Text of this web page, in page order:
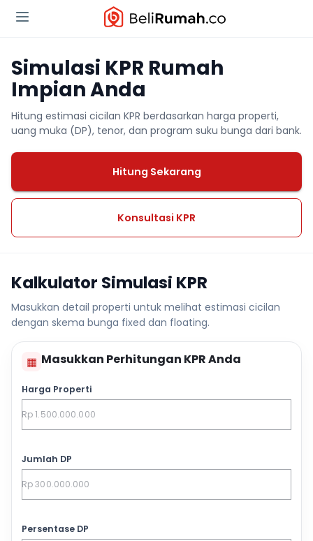
Simulasi KPR Rumah
Impian Anda
Hitung estimasi cicilan KPR berdasarkan harga properti,
uang muka (DP), tenor, dan program suku bunga dari bank.
Hitung Sekarang
Konsultasi KPR
Kalkulator Simulasi KPR
Masukkan detail properti untuk melihat estimasi cicilan
dengan skema bunga fixed dan floating.
▦ Masukkan Perhitungan KPR Anda
Harga Properti
Jumlah DP
Persentase DP